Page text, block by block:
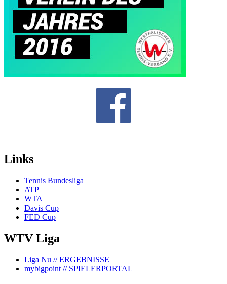
Links
Tennis Bundesliga
ATP
WTA
Davis Cup
FED Cup
WTV Liga
Liga Nu // ERGEBNISSE
mybigpoint// SPIELERPORTAL